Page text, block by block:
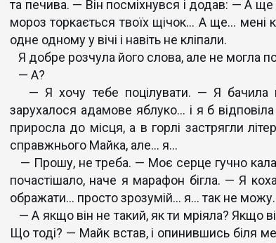
та печива. — Він посміхнувся і додав: — А
мороз торкається твоїх щічок… А ще… мені
одне одному у вічі і навіть не кліпали.
Я добре розчула його слова, але не могла
— А?
— Я хочу тебе поцілувати. — Я бачила
зарухалося адамове яблуко… і я б
приросла до місця, а в горлі застрягли
справжнього Майка, але… я…
— Прошу, не треба. — Моє серце гучно
почастішало, наче я марафон бігла. — Я
ображати… просто зрозумій… я… так не можу.
— А якщо він не такий, як ти мріяла? Якщо
Що тоді? — Майк встав, і опинившись біля